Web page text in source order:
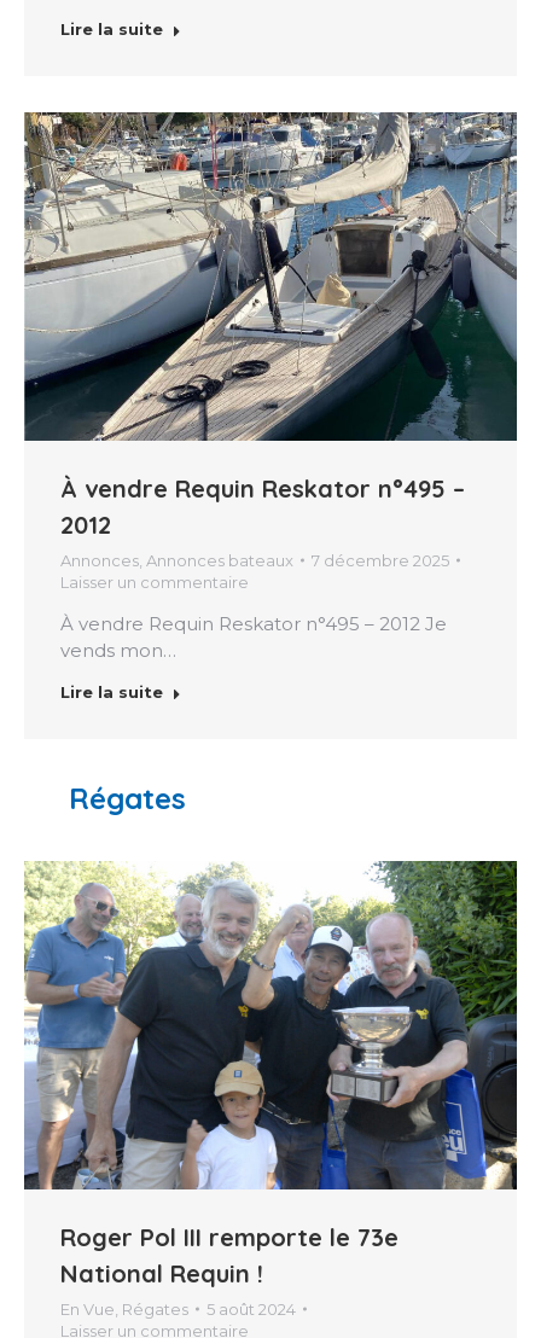
Lire la suite
À vendre Requin Reskator n°495 –
2012
Annonces Annonces bateaux
7 décembre 2025
Laisser un commentaire
À vendre Requin Reskator n°495 – 2012 Je
vends mon…
Lire la suite
Régates
Roger Pol III remporte le 73e
National Requin !
En Vue Régates
5 août 2024
Laisser un commentaire